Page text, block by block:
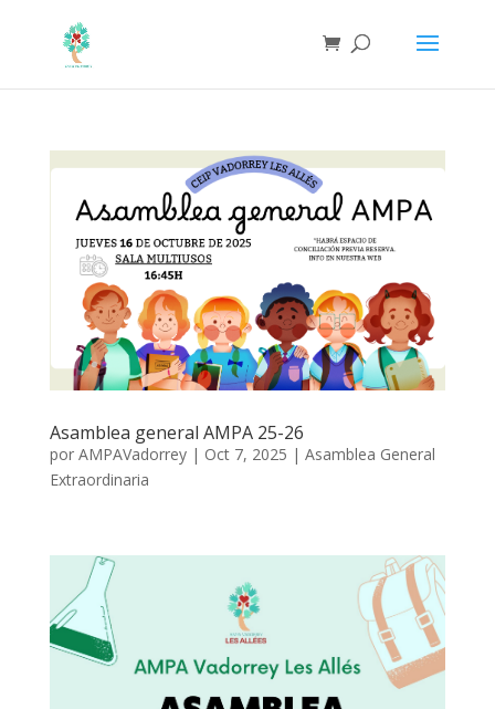
Asamblea general AMPA 25-26
por AMPAVadorrey| Oct 7, 2025 | Asamblea General
Extraordinaria